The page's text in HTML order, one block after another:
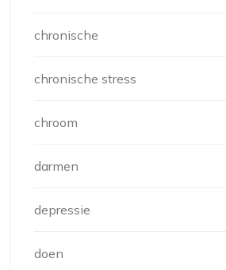
chronische
chronische stress
chroom
darmen
depressie
doen